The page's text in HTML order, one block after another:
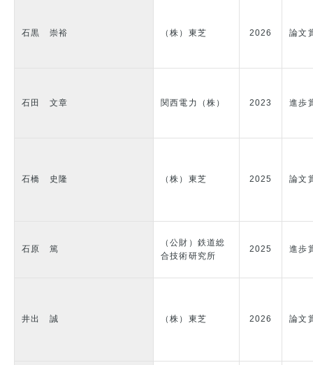
石黒 崇裕 （株）東芝 2026 論文
石田 文章 関西電力（株） 2023 進歩
石橋 史隆 （株）東芝 2025 論文
石原 篤
（公財）鉄道総
合技術研究所
2025 進歩
井出 誠 （株）東芝 2026 論文